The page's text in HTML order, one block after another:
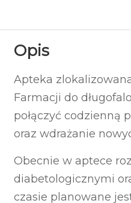
Opis
Apteka
Farmacji do
połączyć codzienną
oraz wdrażanie
Obecnie w aptece
diabetologicznymi
czasie planowane